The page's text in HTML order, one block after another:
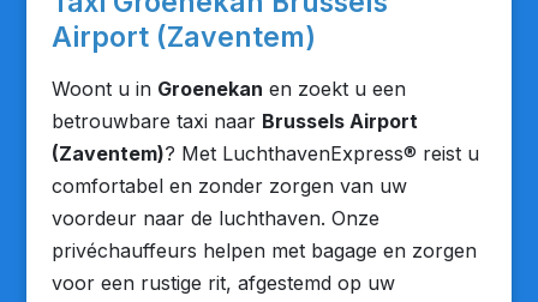
Airport (Zaventem)
Woont u in Groenekan en zoekt u een
betrouwbare taxi naar Brussels Airport
(Zaventem)? Met LuchthavenExpress® reist u
comfortabel en zonder zorgen van uw
voordeur naar de luchthaven. Onze
privéchauffeurs helpen met bagage en zorgen
voor een rustige rit, afgestemd op uw